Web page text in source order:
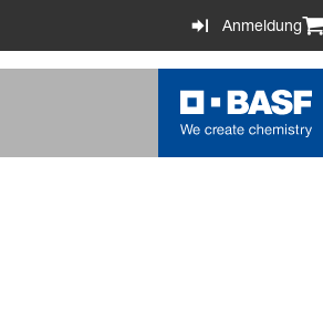
Anmeldung